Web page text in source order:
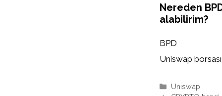
Nereden
alabilirim?
BPD
Uniswap
Kategoriler
Uniswap